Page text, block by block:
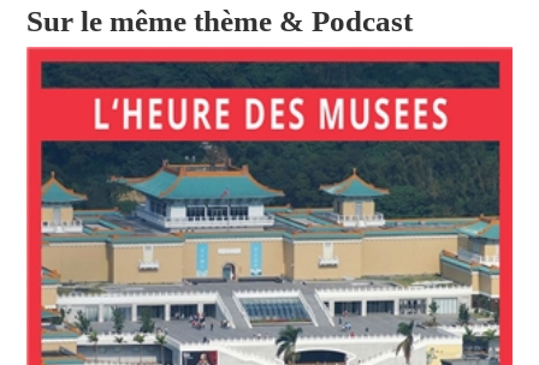
Sur le même thème & Podcast